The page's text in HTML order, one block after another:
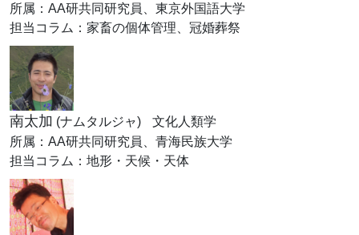
所属：AA研共同研究員、東京外国語大学
担当コラム：家畜の個体管理、冠婚葬祭
南太加 (ナムタルジャ)
文化人類学
所属：AA研共同研究員、青海民族大学
担当コラム：地形・天候・天体